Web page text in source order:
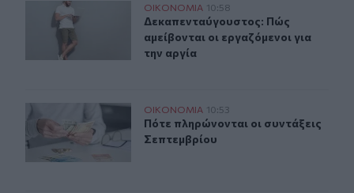
Δεκαπενταύγουστος: Πώς αμείβονται οι εργαζόμενοι
ΟΙΚΟΝΟΜΙΑ 10:58
Δεκαπενταύγουστος: Πώς
Δεκαπενταύγουστος: Πώς
αμείβονται οι εργαζόμενοι για
την αργία
Πότε πληρώνονται οι συντάξεις Σεπτεμβρίου
ΟΙΚΟΝΟΜΙΑ 10:53
Πότε πληρώνονται οι συντάξεις
Πότε πληρώνονται οι συντάξεις
Σεπτεμβρίου